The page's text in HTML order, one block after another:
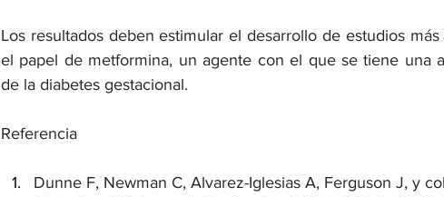
Los resultados deben estimular el desarrollo de estudios
el papel de metformina, un agente con el que se tiene una
de la diabetes gestacional.
Referencia
Dunne F, Newman C, Alvarez-Iglesias A, Ferguson J, y